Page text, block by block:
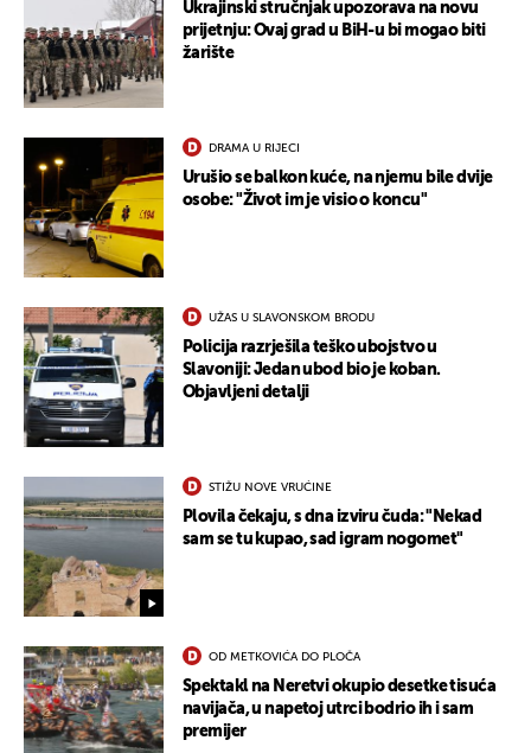
Ukrajinski stručnjak upozorava na novu
prijetnju: Ovaj grad u BiH-u bi mogao biti
žarište
DRAMA U RIJECI
Urušio se balkon kuće, na njemu bile dvije
osobe: "Život im je visio o koncu"
UŽAS U SLAVONSKOM BRODU
Policija razrješila teško ubojstvo u
Slavoniji: Jedan ubod bio je koban.
Objavljeni detalji
STIŽU NOVE VRUĆINE
Plovila čekaju, s dna izviru čuda: "Nekad
sam se tu kupao, sad igram nogomet"
OD METKOVIĆA DO PLOČA
Spektakl na Neretvi okupio desetke tisuća
navijača, u napetoj utrci bodrio ih i sam
premijer